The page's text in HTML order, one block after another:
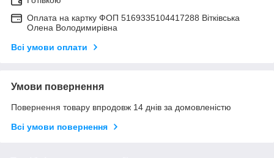
Оплата на картку ФОП 5169335104417288 Вітківська
Олена Володимирівна
Всі умови оплати
Умови повернення
Повернення товару впродовж 14 днів за домовленістю
Всі умови повернення